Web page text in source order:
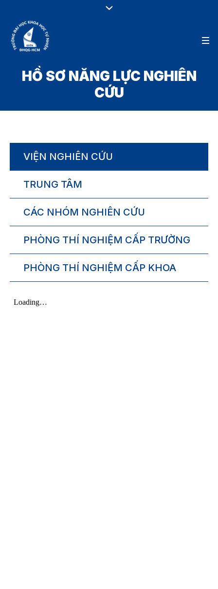
HỒ SƠ NĂNG LỰC NGHIÊN
CỨU
VIỆN NGHIÊN CỨU
TRUNG TÂM
CÁC NHÓM NGHIÊN CỨU
PHÒNG THÍ NGHIỆM CẤP TRƯỜNG
PHÒNG THÍ NGHIỆM CẤP KHOA